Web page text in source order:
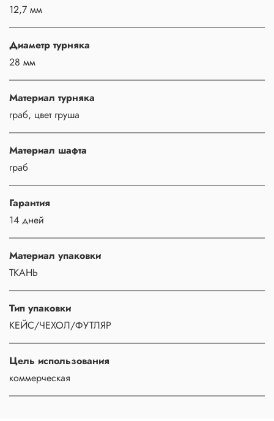
12,7 мм
Диаметр турняка
28 мм
Материал турняка
граб, цвет груша
Материал шафта
граб
Гарантия
14 дней
Материал упаковки
ТКАНЬ
Тип упаковки
КЕЙС/ЧЕХОЛ/ФУТЛЯР
Цель использования
коммерческая